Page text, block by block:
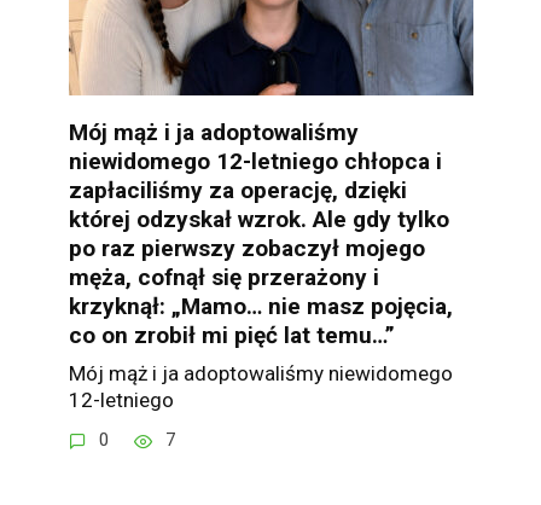
Mój mąż i ja adoptowaliśmy
niewidomego 12-letniego chłopca i
zapłaciliśmy za operację, dzięki
której odzyskał wzrok. Ale gdy tylko
po raz pierwszy zobaczył mojego
męża, cofnął się przerażony i
krzyknął: „Mamo… nie masz pojęcia,
co on zrobił mi pięć lat temu…”
Mój mąż i ja adoptowaliśmy niewidomego
12-letniego
0 7